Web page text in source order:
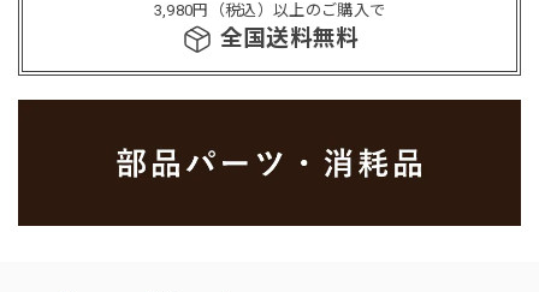
3,980円（税込）以上のご購入で
全国送料無料